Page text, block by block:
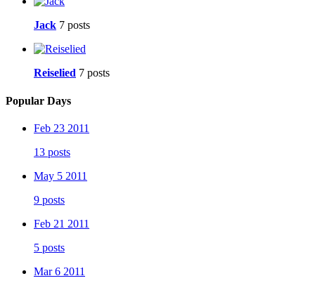
Jack 7 posts
Reiselied 7 posts
Popular Days
Feb 23 2011
13 posts
May 5 2011
9 posts
Feb 21 2011
5 posts
Mar 6 2011